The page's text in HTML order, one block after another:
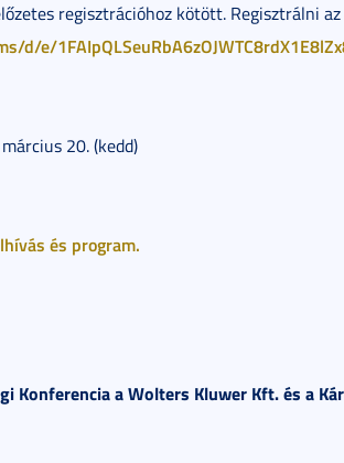
regisztrációhoz kötött. Regisztrálni
d/e/
20. (kedd)
és program.
Konferencia a Wolters Kluwer Kft. és a